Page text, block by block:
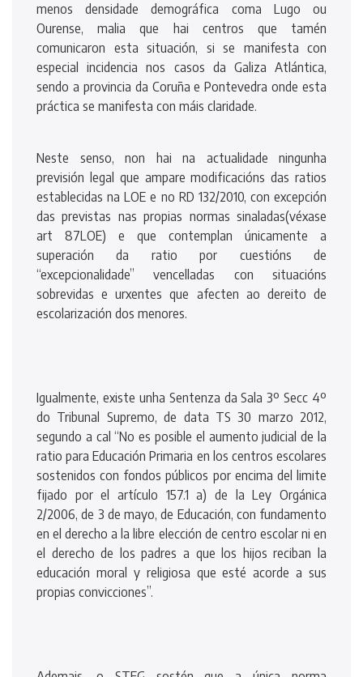
menos densidade demográfica coma Lugo ou
Ourense, malia que hai centros que tamén
comunicaron esta situación, si se manifesta con
especial incidencia nos casos da Galiza Atlántica,
sendo a provincia da Coruña e Pontevedra onde esta
práctica se manifesta con máis claridade.
Neste senso, non hai na actualidade ningunha
previsión legal que ampare modificacións das ratios
establecidas na LOE e no RD 132/2010, con excepción
das previstas nas propias normas sinaladas(véxase
art 87LOE) e que contemplan únicamente a
superación da ratio por cuestións de
“excepcionalidade” vencelladas con situacións
sobrevidas e urxentes que afecten ao dereito de
escolarización dos menores.
Igualmente, existe unha Sentenza da Sala 3º Secc 4º
do Tribunal Supremo, de data TS 30 marzo 2012,
segundo a cal “No es posible el aumento judicial de la
ratio para Educación Primaria en los centros escolares
sostenidos con fondos públicos por encima del limite
fijado por el artículo 157.1 a) de la Ley Orgánica
2/2006, de 3 de mayo, de Educación, con fundamento
en el derecho a la libre elección de centro escolar ni en
el derecho de los padres a que los hijos reciban la
educación moral y religiosa que esté acorde a sus
propias convicciones”.